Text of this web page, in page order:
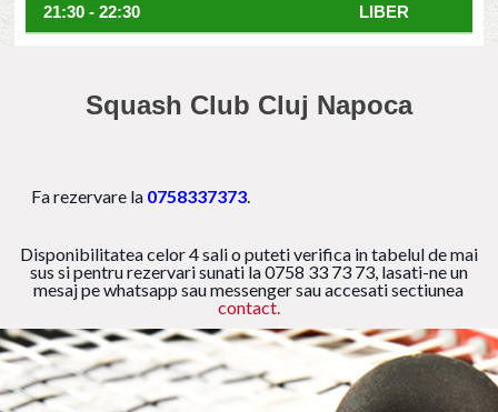
21:30 - 22:30 LIBER
Squash Club Cluj Napoca
Fa rezervare la 0758337373.
Disponibilitatea celor 4 sali o puteti verifica in tabelul de mai
sus si pentru rezervari sunati la 0758 33 73 73, lasati-ne un
mesaj pe whatsapp sau messenger sau accesati sectiunea
contact.
Pe timpul desfasurarii jocului, rachetele si mingile le
oferim noi.